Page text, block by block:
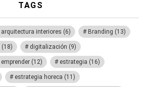
TAGS
arquitectura interiores (6) Branding (13)
(18) digitalización (9)
emprender (12) estrategia (16)
estrategia horeca (11)